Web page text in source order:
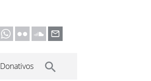
Donativos